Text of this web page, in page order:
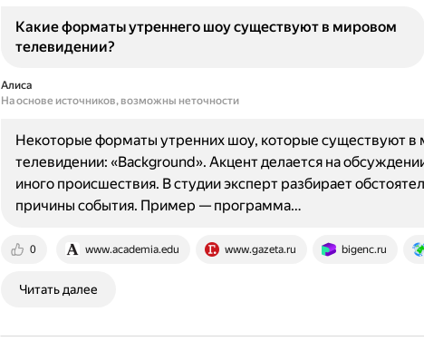
Какие форматы утреннего шоу существуют в мировом
телевидении?
Алиса
На основе источников, возможны неточности
0 www.academia.edu www.gazeta.ru bigenc.ru
Некоторые форматы утренних шоу, которые существуют в
телевидении: «Background». Акцент делается на
иного происшествия. В студии эксперт разбирает
причины события. Пример — программа…
Читать далее